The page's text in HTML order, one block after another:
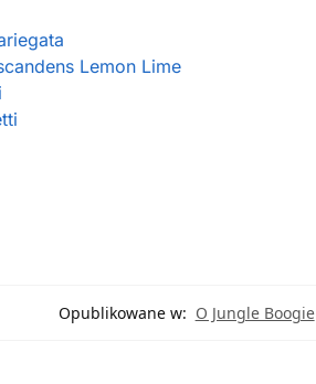
Lemon Lime
Opublikowane w: O Jungle Boogie